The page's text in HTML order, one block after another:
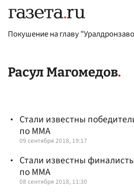
Покушение на главу
Расул Магомедов
Стали известны
по ММА
09 сентября 2018, 19:17
Стали известны
по ММА
08 сентября 2018, 11:30